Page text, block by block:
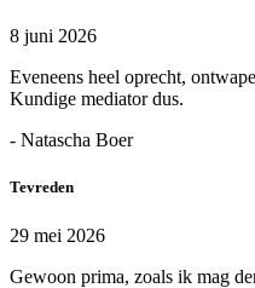
8 juni 2026
Eveneens heel oprecht,
Kundige mediator dus.
- Natascha Boer
Tevreden
29 mei 2026
Gewoon prima, zoals ik mag